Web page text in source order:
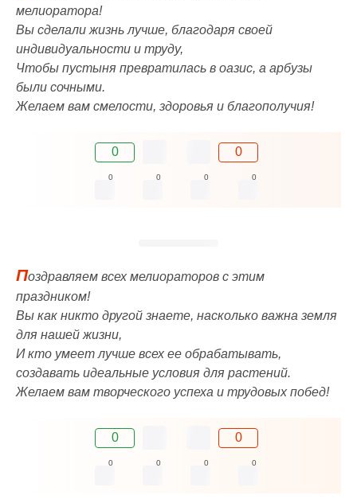
мелиоратора!
Вы сделали жизнь лучше, благодаря своей
индивидуальности и труду,
Чтобы пустыня превратилась в оазис, а арбузы
были сочными.
Желаем вам смелости, здоровья и благополучия!
0 0
0 0 0 0
Поздравляем всех мелиораторов с этим
праздником!
Вы как никто другой знаете, насколько важна земля
для нашей жизни,
И кто умеет лучше всех ее обрабатывать,
создавать идеальные условия для растений.
Желаем вам творческого успеха и трудовых побед!
0 0
0 0 0 0